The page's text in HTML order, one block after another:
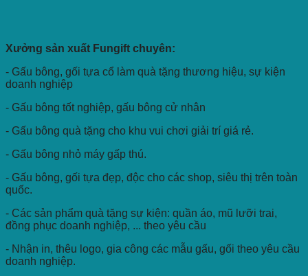
Xưởng sản xuất Fungift chuyên:
- Gấu bông, gối tựa cổ làm quà tặng thương hiệu, sự kiện
doanh nghiệp
- Gấu bông tốt nghiệp, gấu bông cử nhân
- Gấu bông quà tặng cho khu vui chơi giải trí giá rẻ.
- Gấu bông nhỏ máy gấp thú.
- Gấu bông, gối tựa đẹp, độc cho các shop, siêu thị trên toàn
quốc.
- Các sản phẩm quà tặng sự kiện: quần áo, mũ lưỡi trai,
đồng phục doanh nghiệp, ... theo yêu cầu
- Nhận in, thêu logo, gia công các mẫu gấu, gối theo yêu cầu
doanh nghiệp.